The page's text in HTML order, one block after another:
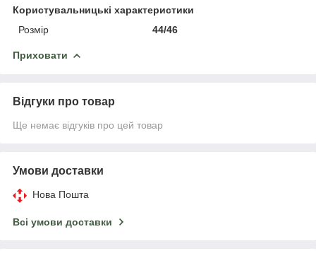
Користувальницькі характеристики
Розмір
44/46
Приховати
Відгуки про товар
Ще немає відгуків про цей товар
Умови доставки
Нова Пошта
Всі умови доставки